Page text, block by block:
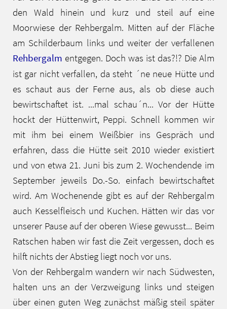
den Wald hinein und kurz und steil auf eine
Moorwiese der Rehbergalm. Mitten auf der Fläche
am Schilderbaum links und weiter der verfallenen
Rehbergalm entgegen. Doch was ist das?!? Die Alm
ist gar nicht verfallen, da steht ´ne neue Hütte und
es schaut aus der Ferne aus, als ob diese auch
bewirtschaftet ist. ...mal schau´n... Vor der Hütte
hockt der Hüttenwirt, Peppi. Schnell kommen wir
mit ihm bei einem Weißbier ins Gespräch und
erfahren, dass die Hütte seit 2010 wieder existiert
und von etwa 21. Juni bis zum 2. Wochendende im
September jeweils Do.-So. einfach bewirtschaftet
wird. Am Wochenende gibt es auf der Rehbergalm
auch Kesselfleisch und Kuchen. Hätten wir das vor
unserer Pause auf der oberen Wiese gewusst... Beim
Ratschen haben wir fast die Zeit vergessen, doch es
hilft nichts der Abstieg liegt noch vor uns.
Von der Rehbergalm wandern wir nach Südwesten,
halten uns an der Verzweigung links und steigen
über einen guten Weg zunächst mäßig steil später